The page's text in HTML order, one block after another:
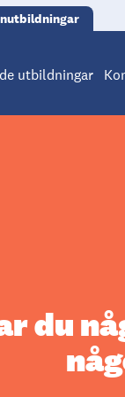
utbildningar
du